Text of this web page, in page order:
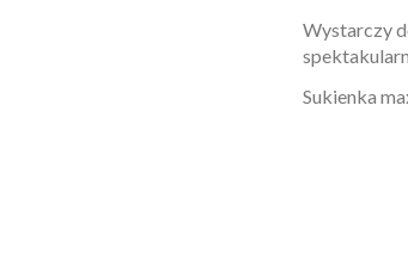
Wystarczy
Sukienka